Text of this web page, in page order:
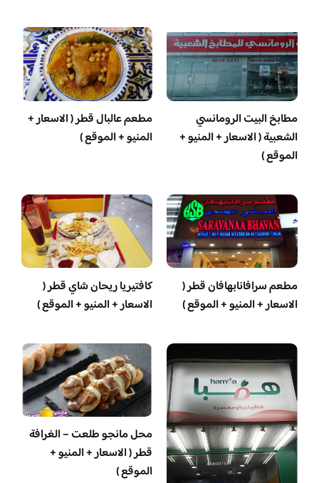
مطابخ البيت الرومانسي
الشعبية ( الاسعار + المنيو +
الموقع )
مطعم عالبال قطر ( الاسعار +
المنيو + الموقع )
مطعم سرافانابهافان قطر (
الاسعار + المنيو + الموقع )
كافتيريا ريحان شاي قطر (
الاسعار + المنيو + الموقع )
محل مانجو طلعت – الغرافة
قطر ( الاسعار + المنيو +
الموقع )